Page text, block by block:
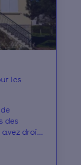
les
des
avez droit